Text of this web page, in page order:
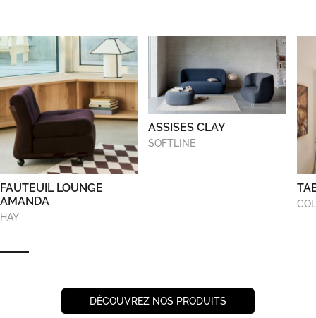
FAUTEUIL LOUNGE
AMANDA
HAY
ASSISES CLAY
SOFTLINE
DÉCOUVREZ NOS PRODUITS